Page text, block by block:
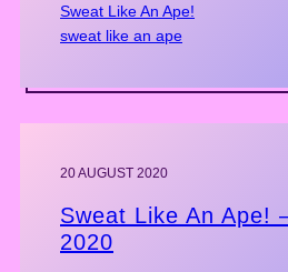
Sweat Like An Ape!
sweat like an ape
20 AUGUST 2020
Sweat Like An Ape!
2020